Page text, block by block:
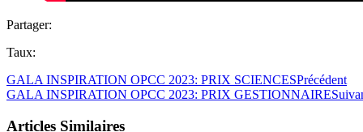
Partager:
Taux:
GALA INSPIRATION OPCC 2023: PRIX SCIENCESPrécédent
GALA INSPIRATION OPCC 2023: PRIX GESTIONNAIRE
Articles Similaires